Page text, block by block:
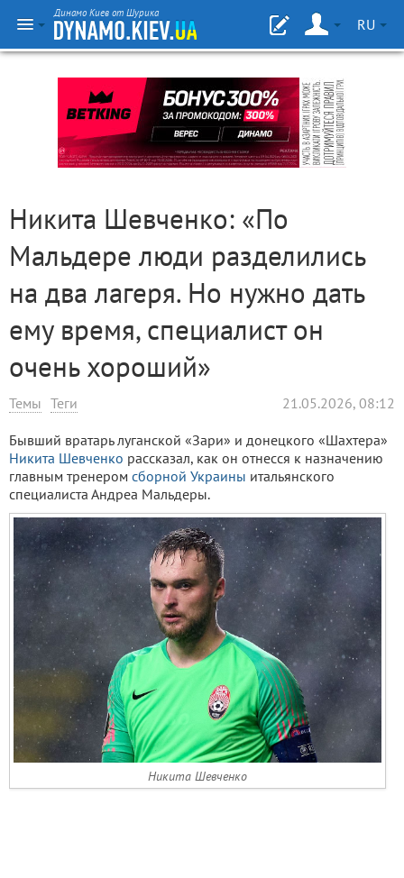
Динамо Киев от Шурика
RU
Никита Шевченко: «По
Мальдере люди разделились
на два лагеря. Но нужно дать
ему время, специалист он
очень хороший»
Темы Теги 21.05.2026, 08:12
Бывший вратарь луганской «Зари» и донецкого «Шахтера»
Никита Шевченко рассказал, как он отнесся к назначению
главным тренером сборной Украины итальянского
специалиста Андреа Мальдеры.
Никита Шевченко